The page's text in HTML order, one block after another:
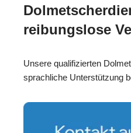
reibungslose
Unsere qualifizierten
sprachliche Unterstützung